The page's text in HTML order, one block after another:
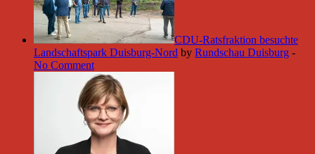
CDU-Ratsfraktion besuchte
Landschaftspark Duisburg-Nord by Rundschau Duisburg -
No Comment